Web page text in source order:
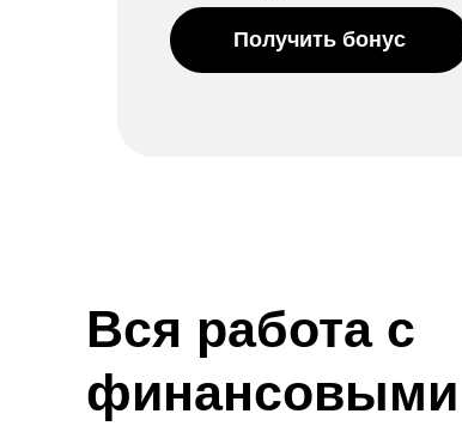
Получить бонус
Вся работа с
финансовыми